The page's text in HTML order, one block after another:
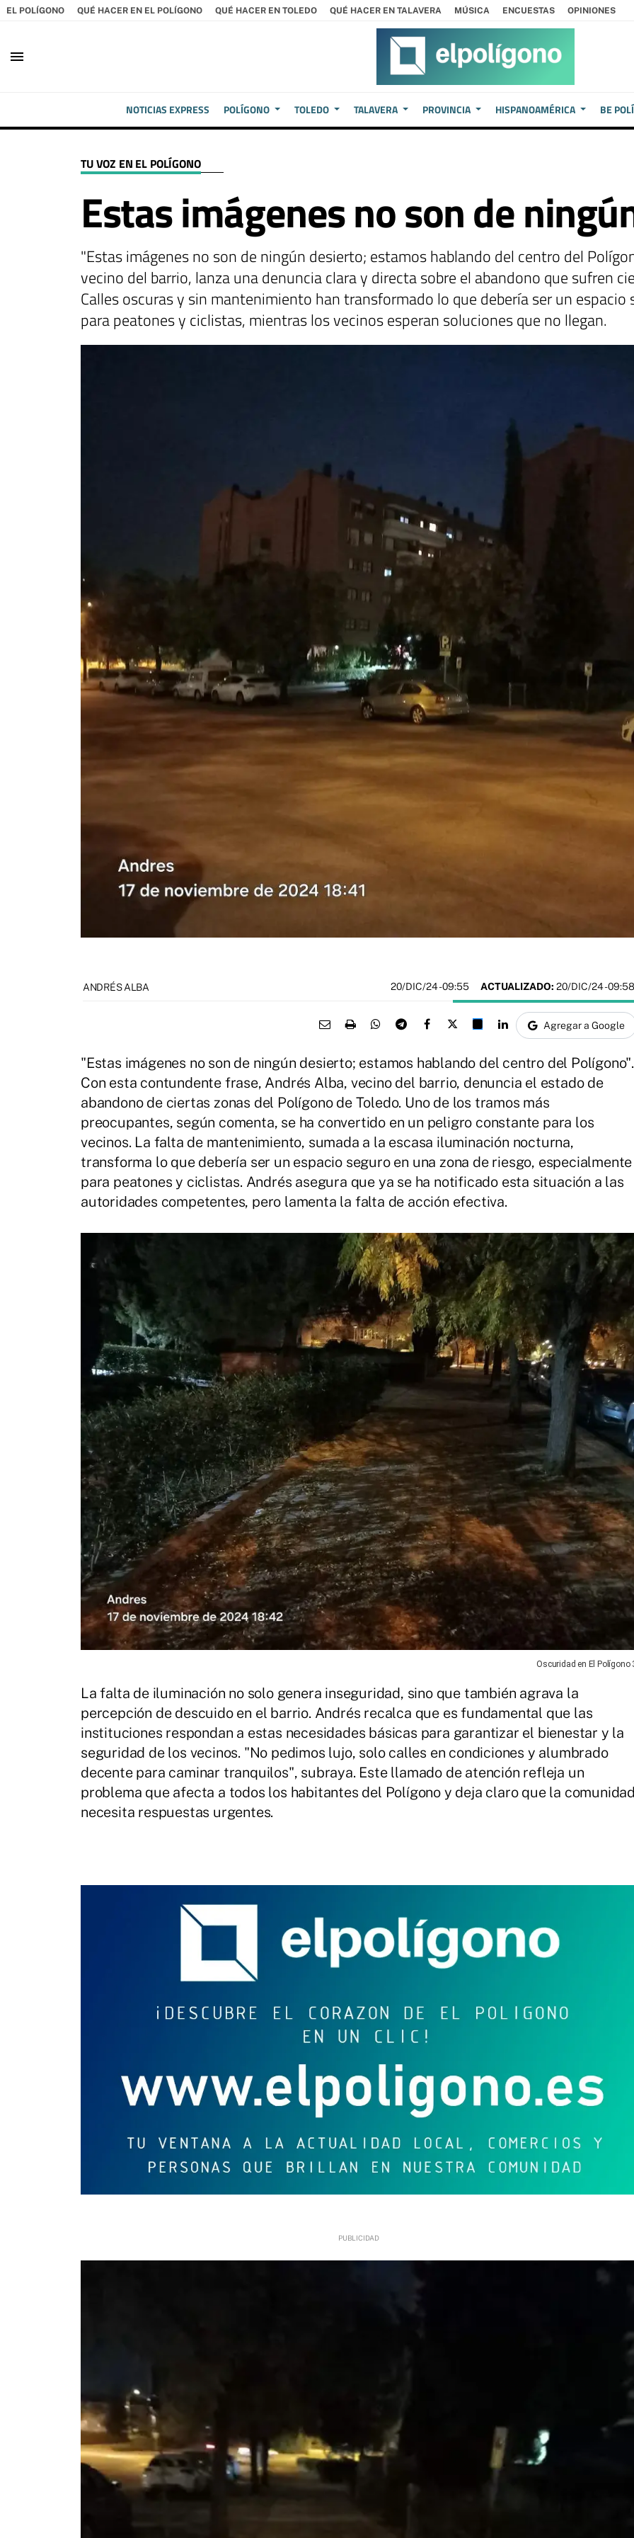
EL POLÍGONO QUÉ HACER EN EL POLÍGONO QUÉ HACER EN TOLEDO QUÉ HACER EN TALAVERA MÚSICA ENCUESTAS OPINIONES
menu
NOTICIAS EXPRESS POLÍGONO TOLEDO TALAVERA PROVINCIA HISPANOAMÉRICA BE
TU VOZ EN EL POLÍGONO
Estas imágenes no son de
"Estas imágenes no son de ningún desierto; estamos hablando del centro del
vecino del barrio, lanza una denuncia clara y directa sobre el abandono que sufren
Calles oscuras y sin mantenimiento han transformado lo que debería ser un
para peatones y ciclistas, mientras los vecinos esperan soluciones que no llegan.
ANDRÉS ALBA 20/DIC/24- 09:55 ACTUALIZADO: 20/DIC/24 - 09:58
Agregar a Google
"Estas imágenes no son de ningún desierto; estamos hablando del centro del Polígono".
Con esta contundente frase, Andrés Alba, vecino del barrio, denuncia el estado de
abandono de ciertas zonas del Polígono de Toledo. Uno de los tramos más
preocupantes, según comenta, se ha convertido en un peligro constante para los
vecinos. La falta de mantenimiento, sumada a la escasa iluminación nocturna,
transforma lo que debería ser un espacio seguro en una zona de riesgo, especialmente
para peatones y ciclistas. Andrés asegura que ya se ha notificado esta situación a las
autoridades competentes, pero lamenta la falta de acción efectiva.
Oscuridad en El Polígono
La falta de iluminación no solo genera inseguridad, sino que también agrava la
percepción de descuido en el barrio. Andrés recalca que es fundamental que las
instituciones respondan a estas necesidades básicas para garantizar el bienestar y la
seguridad de los vecinos. "No pedimos lujo, solo calles en condiciones y alumbrado
decente para caminar tranquilos", subraya. Este llamado de atención refleja un
problema que afecta a todos los habitantes del Polígono y deja claro que la
necesita respuestas urgentes.